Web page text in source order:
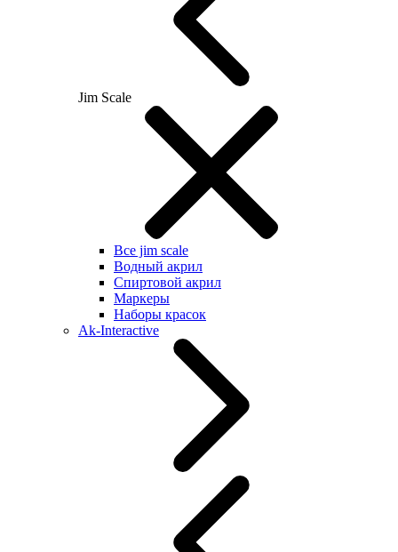
Jim Scale
Все jim scale
Водный акрил
Спиртовой акрил
Маркеры
Наборы красок
Ak-Interactive